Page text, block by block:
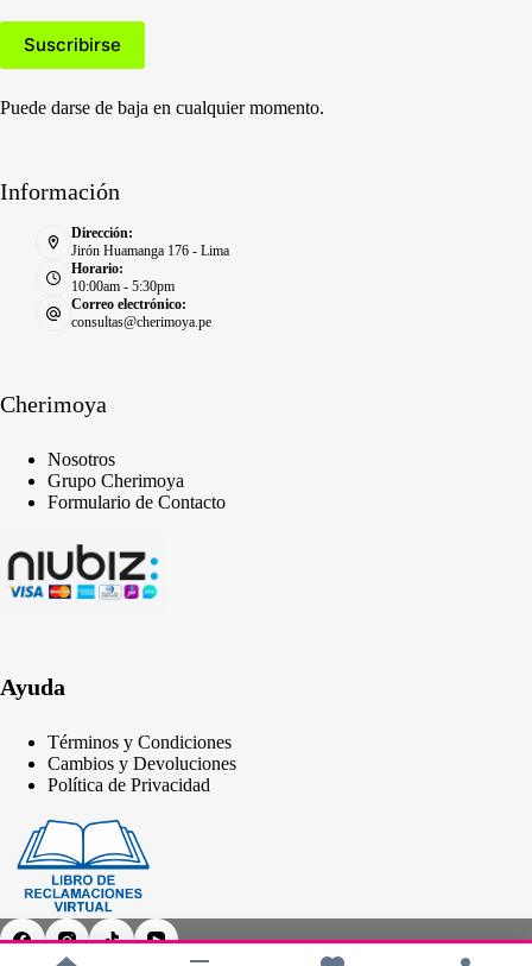
Puede darse de baja en cualquier momento.
Información
Dirección:
Jirón Huamanga 176 - Lima
Horario:
10:00am - 5:30pm
Correo electrónico:
consultas@cherimoya.pe
Cherimoya
Nosotros
Grupo Cherimoya
Formulario de Contacto
Ayuda
Términos y Condiciones
Cambios y Devoluciones
Política de Privacidad